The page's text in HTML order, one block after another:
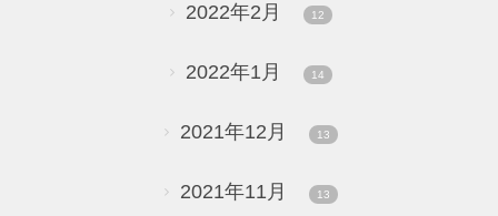
2022年2月 12
2022年1月 14
2021年12月 13
2021年11月 13